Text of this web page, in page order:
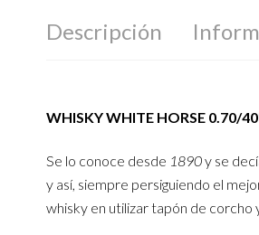
Descripción
WHISKY WHITE HORSE 0.70/
Se lo conoce desde 1890y se
y así, siempre persiguiendo el
whisky en utilizar tapón de corcho